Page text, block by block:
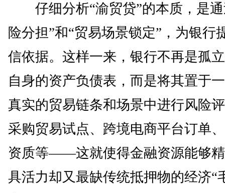
仔细分析“渝贸贷”的本质，是通
险分担”和“贸易场景锁定”，为银行
信依据。这样一来，银行不再是孤
自身的资产负债表，而是将其置于
真实的贸易链条和场景中进行风险
采购贸易试点、跨境电商平台订单
资质等——这就使得金融资源能够
具活力却又最缺传统抵押物的经济“